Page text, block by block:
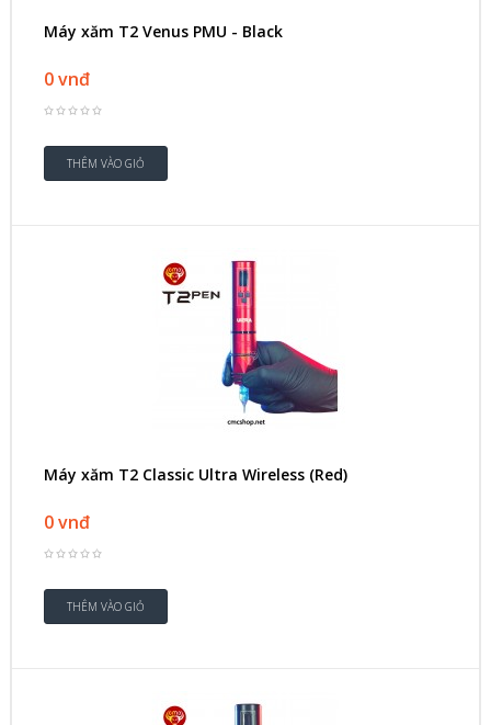
Máy xăm T2 Venus PMU - Black
0 vnđ
Máy xăm T2 Classic Ultra Wireless (Red)
0 vnđ